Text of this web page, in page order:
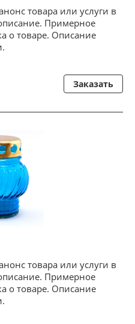
товара или услуги в
Примерное
о товаре. Описание
Заказать
товара или услуги в
Примерное
о товаре. Описание